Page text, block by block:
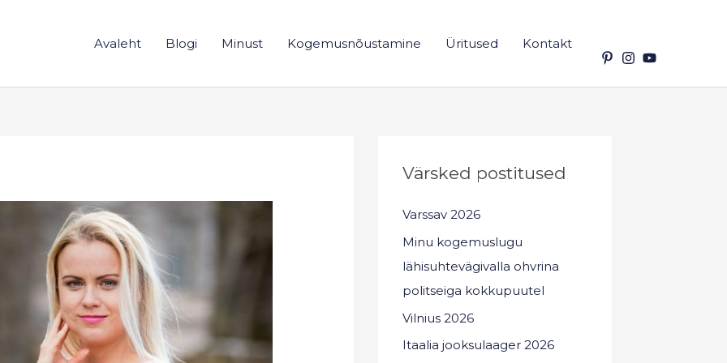
Avaleht Blogi Minust Kogemusnõustamine Üritused Kontakt
Värsked postitused
Varssav 2026
Minu kogemuslugu
lähisuhtevägivalla ohvrina
politseiga kokkupuutel
Vilnius 2026
Itaalia jooksulaager 2026